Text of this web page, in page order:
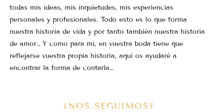
todas mis ideas, mis inquietudes, mis experiencias
personales y profesionales. Todo esto es lo que forma
nuestra historia de vida y por tanto también nuestra historia
de amor… Y como para mi, en vuestra boda tiene que
reflejarse vuestra propia historia, aquí os ayudaré a
encontrar la forma de contarla…
¿NOS SEGUIMOS?